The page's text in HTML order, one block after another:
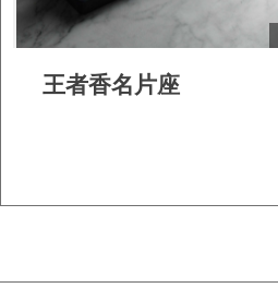
王者香名片座